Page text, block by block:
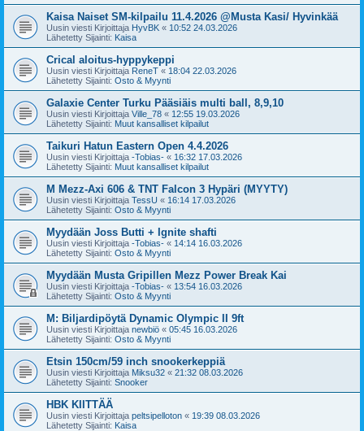
Kaisa Naiset SM-kilpailu 11.4.2026 @Musta Kasi/ Hyvinkää
Uusin viesti Kirjoittaja HyvBK « 10:52 24.03.2026
Lähetetty Sijainti: Kaisa
Crical aloitus-hyppykeppi
Uusin viesti Kirjoittaja ReneT « 18:04 22.03.2026
Lähetetty Sijainti: Osto & Myynti
Galaxie Center Turku Pääsiäis multi ball, 8,9,10
Uusin viesti Kirjoittaja Ville_78 « 12:55 19.03.2026
Lähetetty Sijainti: Muut kansalliset kilpailut
Taikuri Hatun Eastern Open 4.4.2026
Uusin viesti Kirjoittaja -Tobias- « 16:32 17.03.2026
Lähetetty Sijainti: Muut kansalliset kilpailut
M Mezz-Axi 606 & TNT Falcon 3 Hypäri (MYYTY)
Uusin viesti Kirjoittaja TessU « 16:14 17.03.2026
Lähetetty Sijainti: Osto & Myynti
Myydään Joss Butti + Ignite shafti
Uusin viesti Kirjoittaja -Tobias- « 14:14 16.03.2026
Lähetetty Sijainti: Osto & Myynti
Myydään Musta Gripillen Mezz Power Break Kai
Uusin viesti Kirjoittaja -Tobias- « 13:54 16.03.2026
Lähetetty Sijainti: Osto & Myynti
M: Biljardipöytä Dynamic Olympic II 9ft
Uusin viesti Kirjoittaja newbiö « 05:45 16.03.2026
Lähetetty Sijainti: Osto & Myynti
Etsin 150cm/59 inch snookerkeppiä
Uusin viesti Kirjoittaja Miksu32 « 21:32 08.03.2026
Lähetetty Sijainti: Snooker
HBK KIITTÄÄ
Uusin viesti Kirjoittaja peltsipelloton « 19:39 08.03.2026
Lähetetty Sijainti: Kaisa